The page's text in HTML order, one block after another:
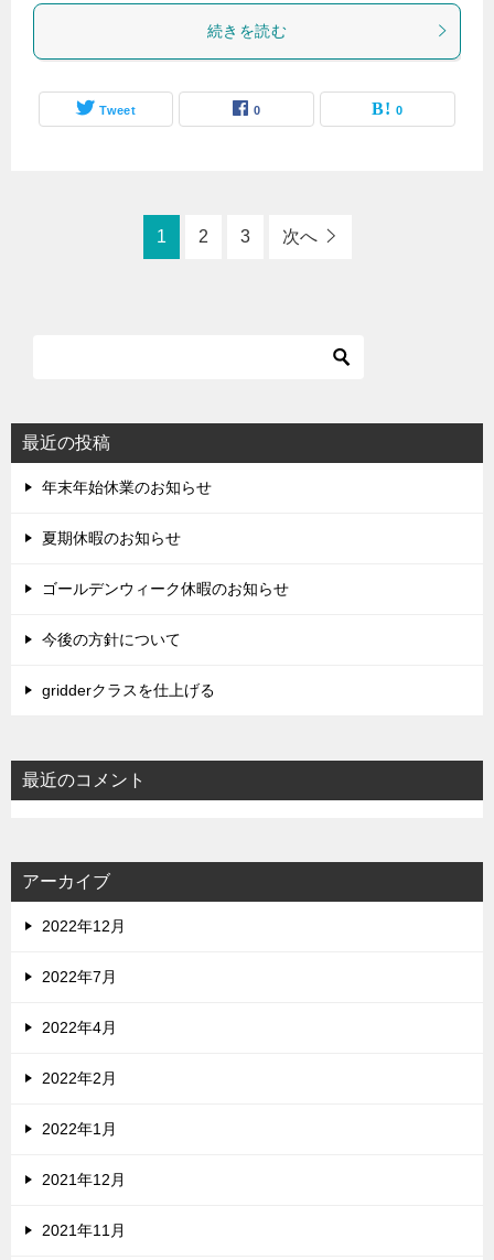
続きを読む
Tweet 0 0
1 2 3 次へ
最近の投稿
年末年始休業のお知らせ
夏期休暇のお知らせ
ゴールデンウィーク休暇のお知らせ
今後の方針について
gridderクラスを仕上げる
最近のコメント
アーカイブ
2022年12月
2022年7月
2022年4月
2022年2月
2022年1月
2021年12月
2021年11月